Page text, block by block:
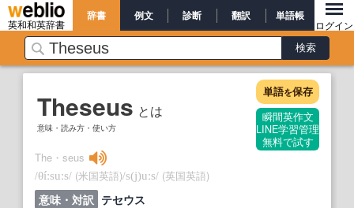
英和和英辞書
辞書 例文 診断 翻訳 単語帳
ログイン
Theseus とは
意味・読み方・使い方
単語を保存
瞬間英作文
LINE学習管理
無料で試す
The・seus
/θíːsuːs/ (米国英語)/s(j)uːs/ (英国英語)
意味・対訳 テセウス